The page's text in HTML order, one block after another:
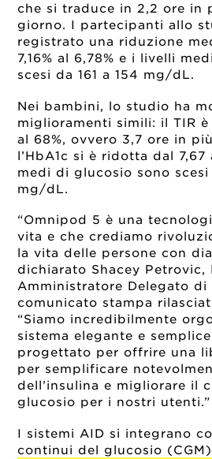
che si traduce in 2,2 ore in
giorno. I partecipanti allo
registrato una riduzione
7,16% al 6,78% e i livelli
scesi da 161 a 154 mg/dL.
Nei bambini, lo studio ha
miglioramenti simili: il TIR
al 68%, ovvero 3,7 ore in
l’HbA1c si è ridotta dal
medi di glucosio sono scesi
mg/dL.
“Omnipod 5 è una
vita e che crediamo
la vita delle persone con
dichiarato Shacey Petrovic,
Amministratore Delegato di
comunicato stampa
“Siamo incredibilmente
sistema elegante e
progettato per offrire una
per semplificare
dell’insulina e migliorare il
glucosio per i nostri utenti.”
I sistemi AID si integrano
continui del glucosio (CGM)